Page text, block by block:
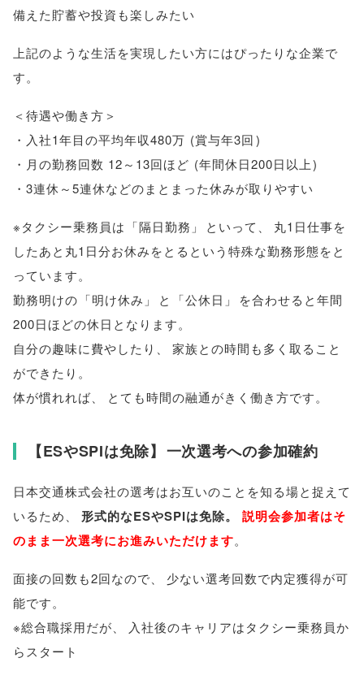
備えた貯蓄や投資も楽しみたい
上記のような生活を実現したい方にはぴったりな企業で
す。
＜待遇や働き方＞
・入社1年目の平均年収480万 (賞与年3回)
・月の勤務回数 12～13回ほど (年間休日200日以上)
・3連休～5連休などのまとまった休みが取りやすい
※タクシー乗務員は 「隔日勤務 」 といって 、
丸1日仕事を
したあと丸1日分お休みをとるという特殊な勤務形態をと
っています。
勤務明けの 「明け休み 」 と 「公休日 」
を合わせると年間
200日ほどの休日となります。
自分の趣味に費やしたり 、
家族との時間も多く取ること
ができたり 。
体が慣れれば、 とても時間の融通がきく働き方です。
【ESやSPIは免除】 一次選考への参加確約
日本交通株式会社の選考はお互いのことを知る場と捉えて
いるため
形式的なESやSPIは免除。
説明会参加者はそ
のまま一次選考にお進みいただけます。
面接の回数も2回なので
少ない選考回数で内定獲得が可
能です。
※総合職採用だが
入社後のキャリアはタクシー乗務員か
らスタート